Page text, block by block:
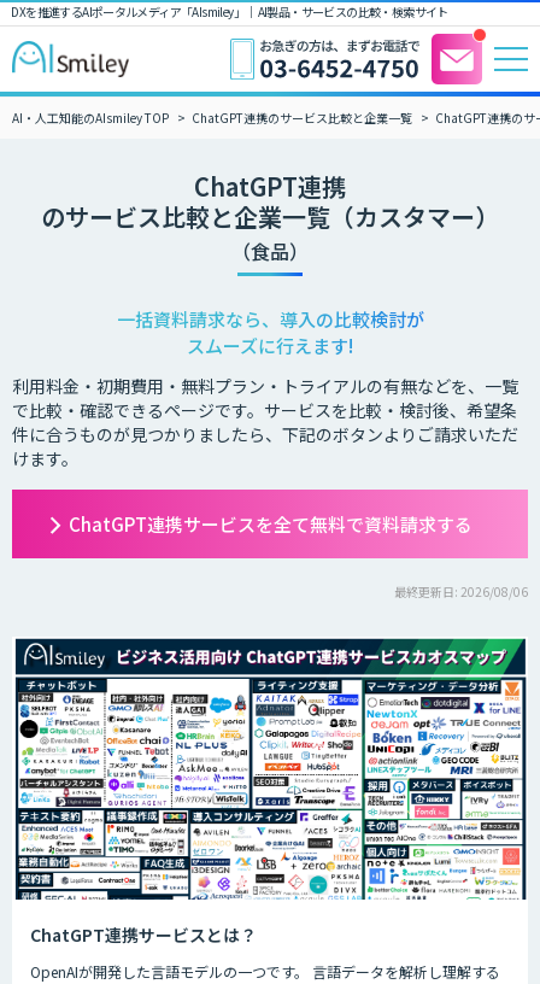
DXを推進するAIポータルメディア「AIsmiley」｜ AI製品・サービスの比較・検索サイト
AI・人工知能のAIsmiley TOP ChatGPT連携のサービス比較と企業一覧 ChatGPT連携のサ
ChatGPT連携
のサービス比較と企業一覧（カスタマー）
（食品）
一括資料請求なら、導入の比較検討が
スムーズに行えます!
利用料金・初期費用・無料プラン・トライアルの有無などを、一覧
で比較・確認できるページです。サービスを比較・検討後、希望条
件に合うものが見つかりましたら、下記のボタンよりご請求いただ
けます。
ChatGPT連携サービスを全て無料で資料請求する
最終更新日: 2026/08/06
ChatGPT連携サービスとは？
OpenAIが開発した言語モデルの一つです。 言語データを解析し理解する